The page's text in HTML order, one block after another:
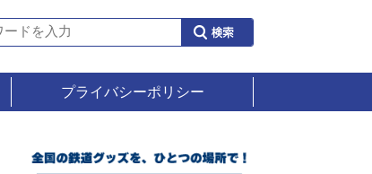
プライバシーポリシー